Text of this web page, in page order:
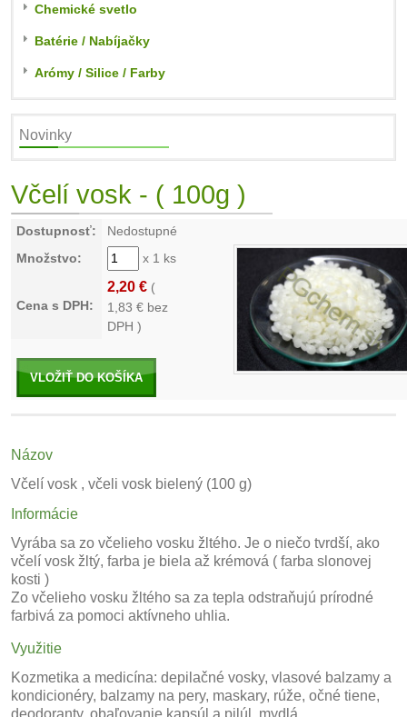
Chemické svetlo
Batérie / Nabíjačky
Arómy / Silice / Farby
Novinky
Včelí vosk - ( 100g )
Dostupnosť:
Nedostupné
Množstvo:
x 1 ks
Cena s DPH:
2,20 € (
1,83 € bez
DPH )
VLOŽIŤ DO KOŠÍKA
Názov
Včelí vosk , včeli vosk bielený (100 g)
Informácie
Vyrába sa zo včelieho vosku žltého. Je o niečo tvrdší, ako
včelí vosk žltý, farba je biela až krémová ( farba slonovej
kosti )
Zo včelieho vosku žltého sa za tepla odstraňujú prírodné
farbivá za pomoci aktívneho uhlia.
Využitie
Kozmetika a medicína: depilačné vosky, vlasové balzamy a
kondicionéry, balzamy na pery, maskary, rúže, očné tiene,
deodoranty, obaľovanie kapsúl a pilúl, mydlá.